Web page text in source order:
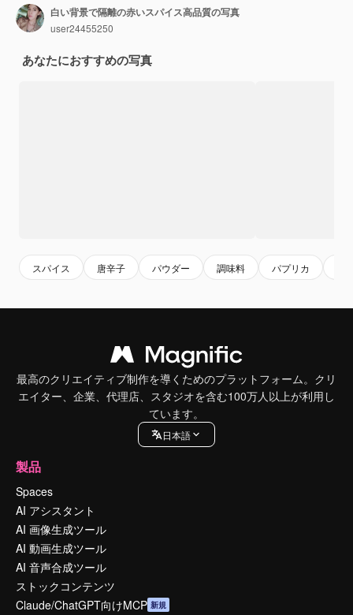
白い背景で隔離の赤いスパイス高品質の写真
user24455250
あなたにおすすめの写真
スパイス 唐辛子 パウダー 調味料 パプリカ
最高のクリエイティブ制作を導くためのプラットフォーム。クリ
エイター、企業、代理店、スタジオを含む100万人以上が利用し
ています。
日本語
製品
Spaces
AI アシスタント
AI 画像生成ツール
AI 動画生成ツール
AI 音声合成ツール
ストックコンテンツ
Claude/ChatGPT向けMCP 新規